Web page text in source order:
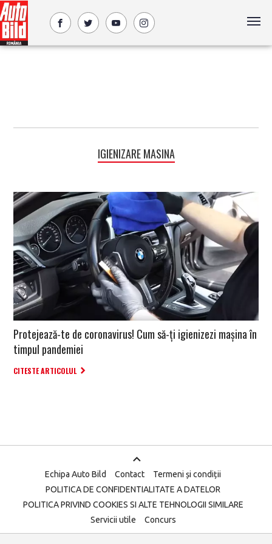
IGIENIZARE MASINA
Protejează-te de coronavirus! Cum să-ți igienizezi mașina în
timpul pandemiei
CITESTE ARTICOLUL
Echipa Auto Bild Contact
Termeni și condiții
POLITICA DE CONFIDENTIALITATE A DATELOR
POLITICA PRIVIND COOKIES SI ALTE TEHNOLOGII SIMILARE
Servicii utile
Concurs